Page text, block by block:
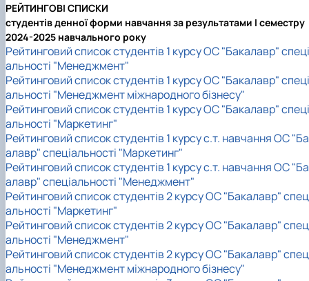
РЕЙТИНГОВІ СПИСКИ
студентів денної форми навчання за результатами I семестру
2024-2025 навчального року
Рейтинговий список студентів 1 курсу ОС "Бакалавр" спеці
альності "Менеджмент"
Рейтинговий список студентів 1 курсу ОС "Бакалавр" спеці
альності "Менеджмент міжнародного бізнесу"
Рейтинговий список студентів 1 курсу ОС "Бакалавр" спеці
альності "Маркетинг"
Рейтинговий список студентів 1 курсу с.т. навчання ОС
алавр" спеціальності "Маркетинг"
Рейтинговий список студентів 1 курсу с.т. навчання ОС
алавр" спеціальності "Менеджмент"
Рейтинговий список студентів 2 курсу ОС "Бакалавр"
альності "Маркетинг"
Рейтинговий список студентів 2 курсу ОС "Бакалавр"
альності "Менеджмент"
Рейтинговий список студентів 2 курсу ОС "Бакалавр"
альності "Менеджмент міжнародного бізнесу"